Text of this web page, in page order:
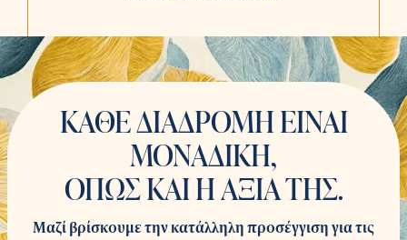
ΚΑΘΕ ΔΙΑΔΡΟΜΗ ΕΙΝΑΙ
ΜΟΝΑΔΙΚΗ,
ΟΠΩΣ ΚΑΙ Η ΑΞΙΑ ΤΗΣ.
Μαζί βρίσκουμε την κατάλληλη προσέγγιση για τις